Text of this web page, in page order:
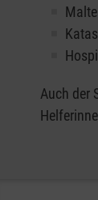
Auch der